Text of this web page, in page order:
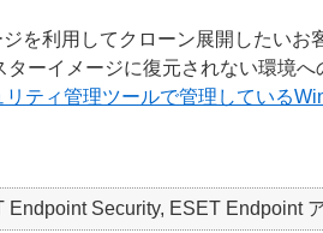
を利用してクローン展開したい
ーイメージに復元されない環境へ
リティ管理ツールで管理している
Endpoint Security, ESET Endpoint